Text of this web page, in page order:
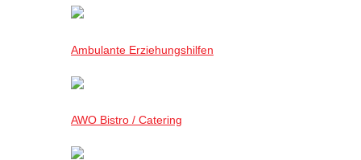
Ambulante Erziehungshilfen
AWO Bistro / Catering